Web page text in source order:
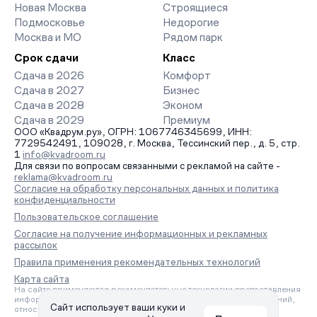
Новая Москва
Подмосковье
Москва и МО
Строящиеся
Недорогие
Рядом парк
Срок сдачи
Сдача в 2026
Сдача в 2027
Сдача в 2028
Сдача в 2029
Класс
Комфорт
Бизнес
Эконом
Премиум
ООО «Квадрум.ру», ОГРН: 1067746345699, ИНН:
7729542491, 109028, г. Москва, Тессинский пер., д. 5, стр.
1 info@kvadroom.ru
Для связи по вопросам связанными с рекламой на сайте -
reklama@kvadroom.ru
Согласие на обработку персональных данных и политика
конфиденциальности
Пользовательское соглашение
Согласие на получение информационных и рекламных
рассылок
Правила применения рекомендательных технологий
Карта сайта
На сайте применяются рекомендательные технологии предоставления
информации на основе сбора, систематизации и анализа сведений,
относящихся к предпочтениям пользователей сети «Интернет»,
Сайт использует ваши куки и